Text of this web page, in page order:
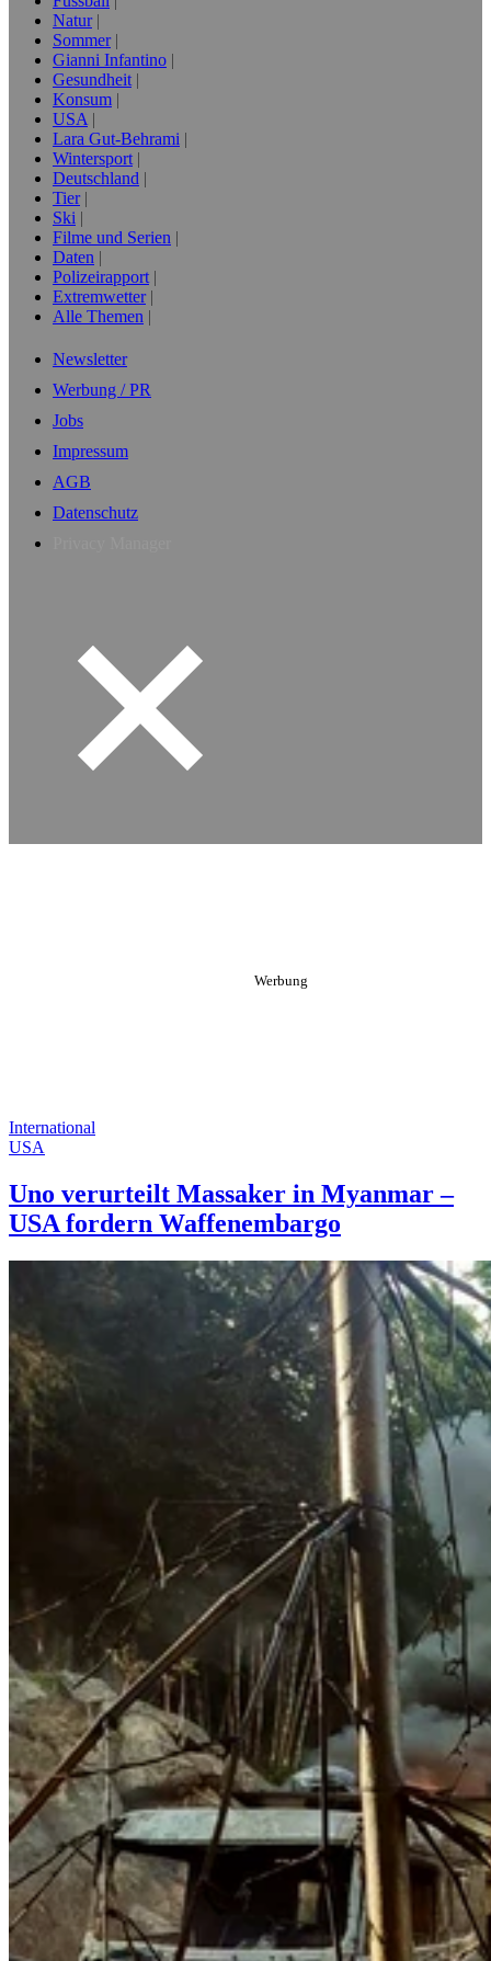
Natur
Sommer
Gianni Infantino
Gesundheit
Konsum
USA
Lara Gut-Behrami
Wintersport
Deutschland
Tier
Ski
Filme und Serien
Daten
Polizeirapport
Extremwetter
Alle Themen
Newsletter
Werbung / PR
Jobs
Impressum
AGB
Datenschutz
International
USA
Uno verurteilt Massaker in Myanmar –
USA fordern Waffenembargo